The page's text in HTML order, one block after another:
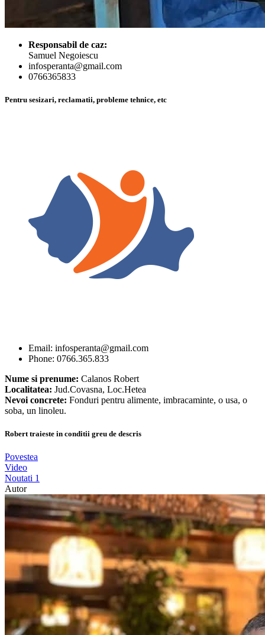
Responsabil de caz:
Samuel Negoiescu
infosperanta@gmail.com
0766365833
Pentru sesizari, reclamatii, probleme tehnice, etc
Email: infosperanta@gmail.com
Phone: 0766.365.833
Nume si prenume: Calanos Robert
Localitatea: Jud.Covasna, Loc.Hetea
Nevoi concrete: Fonduri pentru alimente, imbracaminte, o usa, o
soba, un linoleu.
Robert traieste in conditii greu de descris
Povestea
Video
Noutati 1
Autor